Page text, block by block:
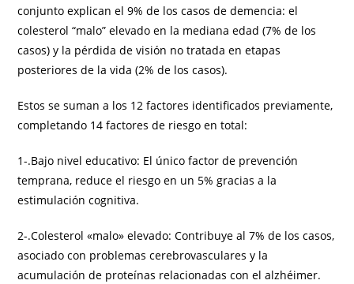
conjunto explican el 9% de los casos de demencia: el
colesterol “malo” elevado en la mediana edad (7% de los
casos) y la pérdida de visión no tratada en etapas
posteriores de la vida (2% de los casos).
Estos se suman a los 12 factores identificados previamente,
completando 14 factores de riesgo en total:
1-.Bajo nivel educativo: El único factor de prevención
temprana, reduce el riesgo en un 5% gracias a la
estimulación cognitiva.
2-.Colesterol «malo» elevado: Contribuye al 7% de los casos,
asociado con problemas cerebrovasculares y la
acumulación de proteínas relacionadas con el alzhéimer.